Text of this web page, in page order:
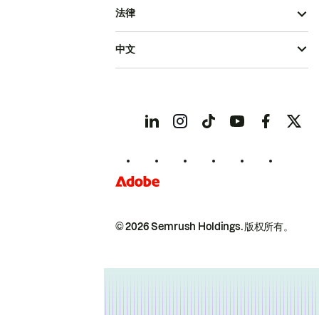
© 2026 Semrush Holdings.版权所有。
法律
中文